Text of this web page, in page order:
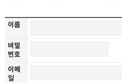
이름
비밀
번호
이메
일